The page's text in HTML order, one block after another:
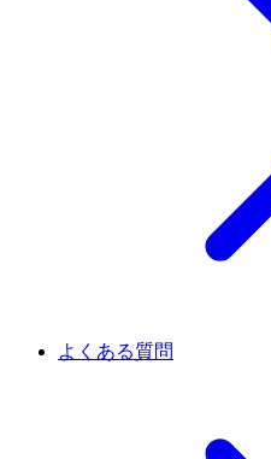
よくある質問